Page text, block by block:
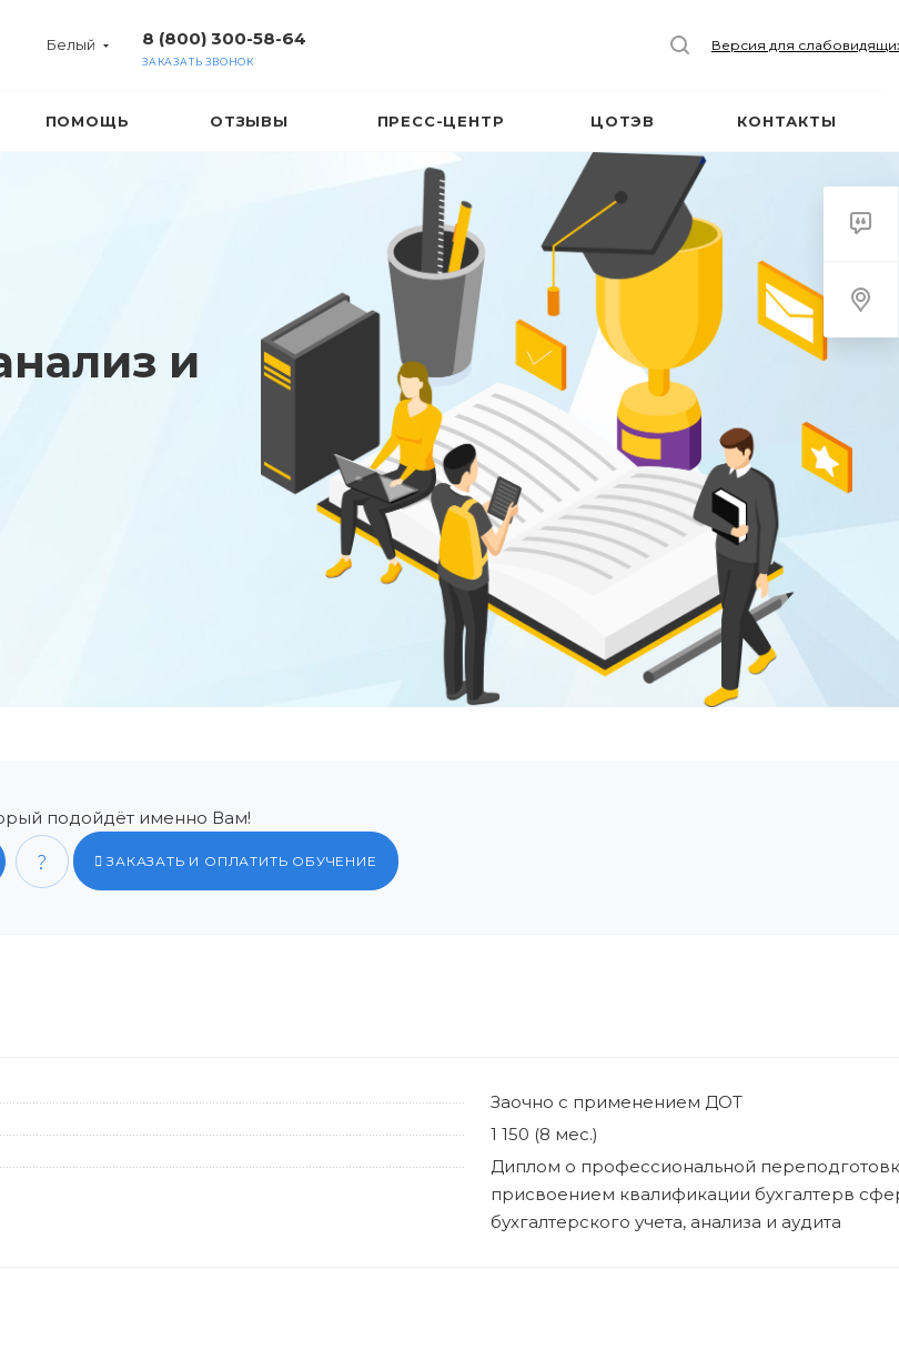
Белый 8 (800) 300-58-64
ЗАКАЗАТЬ ЗВОНОК
Версия для
ПОМОЩЬ ОТЗЫВЫ ПРЕСС-ЦЕНТР ЦОТЭВ КОНТАКТЫ
и
подойдёт именно Вам!
ЗАКАЗАТЬ И ОПЛАТИТЬ ОБУЧЕНИЕ
Заочно с применением ДОТ
1 150 (8 мес.)
Диплом о профессиональной
присвоением квалификации бухгалтерв
бухгалтерского учета, анализа и аудита